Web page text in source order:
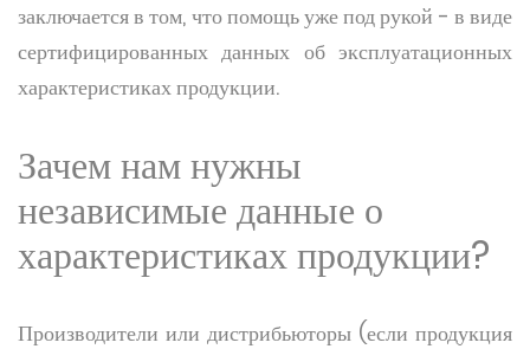
заключается в том, что помощь уже под рукой - в виде
сертифицированных данных об эксплуатационных
характеристиках продукции.
Зачем нам нужны
независимые данные о
характеристиках продукции?
Производители или дистрибьюторы (если продукция